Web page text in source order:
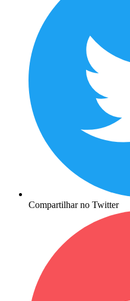
Compartilhar no Twitter